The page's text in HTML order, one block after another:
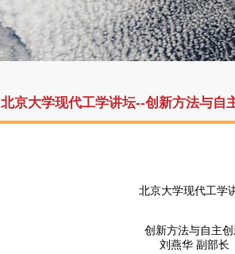
北京大学现代工学讲坛--创新方法与自
北京大学现代工学
创新方法与自主
刘燕华 副部长